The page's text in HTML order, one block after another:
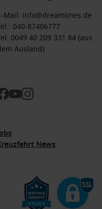
Mail: info@dreamlines.de
040-87406777
0049 40 209 331 84 (aus
Ausland)
News